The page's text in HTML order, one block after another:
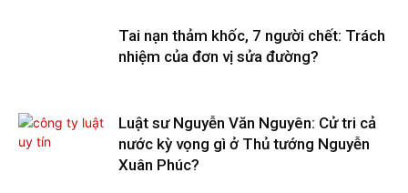
Tai nạn thảm khốc, 7 người chết: Trách
nhiệm của đơn vị sửa đường?
Luật sư Nguyễn Văn Nguyên: Cử tri cả
nước kỳ vọng gì ở Thủ tướng Nguyễn
Xuân Phúc?